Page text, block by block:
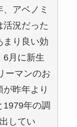
アベノミ
活況だった
まり良い効
6月に新生
ーマンのお
昨年より
1979年の調
してい